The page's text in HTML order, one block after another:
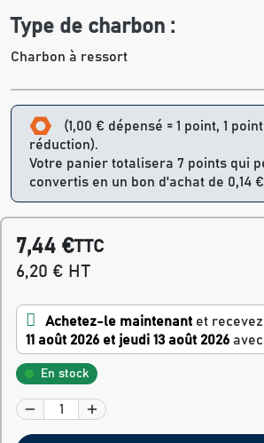
Type de charbon :
Charbon à ressort
(1,00 € dépensé = 1 point, 1
réduction).
Votre panier totalisera 7 points qui
convertis en un bon d'achat de 0,14
7,44 €TTC
6,20 € HT
Achetez-le maintenant et
11 août 2026 et jeudi 13 août 2026
En stock